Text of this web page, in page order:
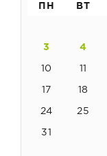
ПН ВТ
3 4
10 11
17 18
24 25
31